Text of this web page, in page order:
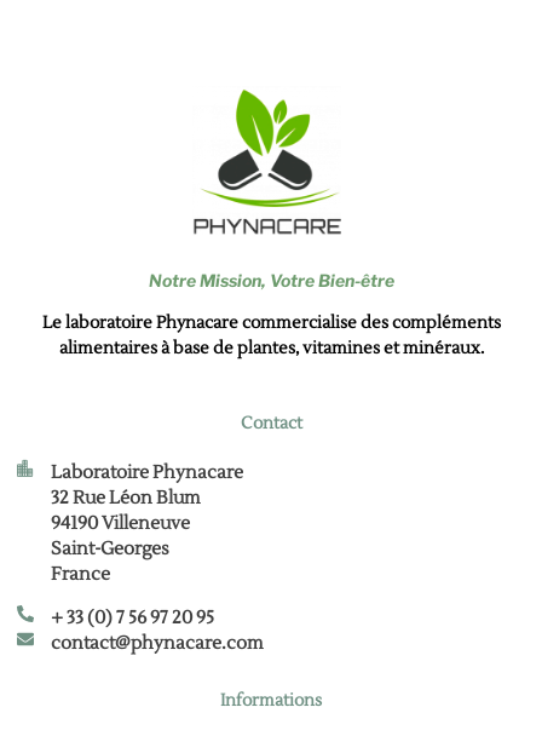
Notre Mission, Votre Bien-être
Le laboratoire Phynacare commercialise des compléments
alimentaires à base de plantes, vitamines et minéraux.
Contact
Laboratoire Phynacare
32 Rue Léon Blum
94190 Villeneuve
Saint-Georges
France
+ 33 (0) 7 56 97 20 95
contact@phynacare.com
Informations